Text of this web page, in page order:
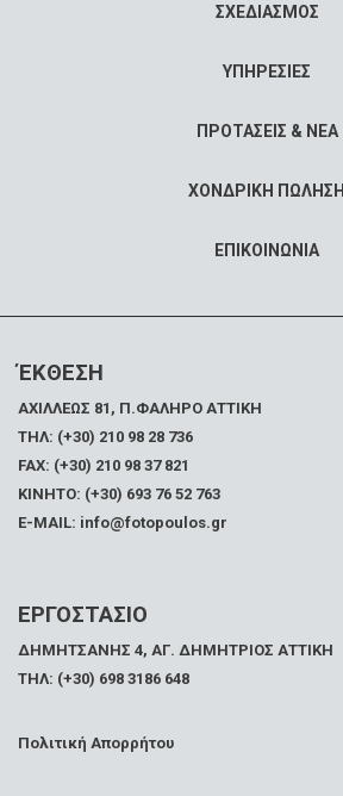
ΣΧΕΔΙΑΣΜΟΣ
ΥΠΗΡΕΣΙΕΣ
ΠΡΟΤΑΣΕΙΣ & ΝΕΑ
ΧΟΝΔΡΙΚΗ ΠΩΛΗΣΗ
ΕΠΙΚΟΙΝΩΝΙΑ
ΈΚΘΕΣΗ
ΑΧΙΛΛΕΩΣ 81, Π.ΦΑΛΗΡΟ ΑΤΤΙΚΗ
ΤΗΛ: (+30) 210 98 28 736
FAX: (+30) 210 98 37 821
ΚΙΝΗΤΟ: (+30) 693 76 52 763
E-MAIL: info@fotopoulos.gr
ΕΡΓΟΣΤΑΣΙΟ
ΔΗΜΗΤΣΑΝΗΣ 4, ΑΓ. ΔΗΜΗΤΡΙΟΣ ΑΤΤΙΚΗ
ΤΗΛ: (+30) 698 3186 648
Πολιτική Απορρήτου